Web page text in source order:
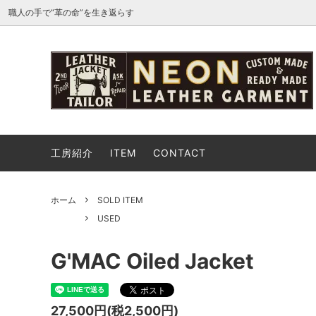
職人の手で“革の命”を生き返らす
THE ROYAL EXCHANGE 2026 USED
トップス ボトム
NEON USED
レザーの修理について 依頼の
工房紹介 ITEM CONTACT
ホーム
SOLD ITEM
USED
G'MAC Oiled Jacket
27,500円(税2,500円)